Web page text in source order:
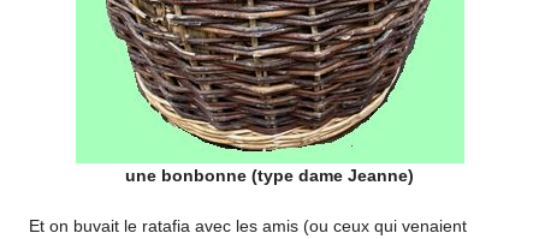
une bonbonne (type dame Jeanne)
Et on buvait le ratafia avec les amis (ou ceux qui venaient